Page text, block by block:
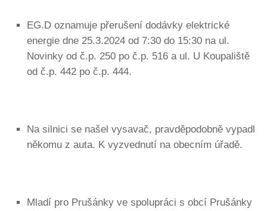
EG.D oznamuje přerušení dodávky elektrické
energie dne 25.3.2024 od 7:30 do 15:30 na ul.
Novinky od č.p. 250 po č.p. 516 a ul. U Koupaliště
od č.p. 442 po č.p. 444.
Na silnici se našel vysavač, pravděpodobně vypadl
někomu z auta. K vyzvednutí na obecním úřadě.
Mladí pro Prušánky ve spolupráci s obcí Prušánky